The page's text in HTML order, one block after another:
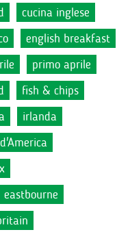
cucina inglese
english breakfast
primo aprile
fish & chips
irlanda
eastbourne